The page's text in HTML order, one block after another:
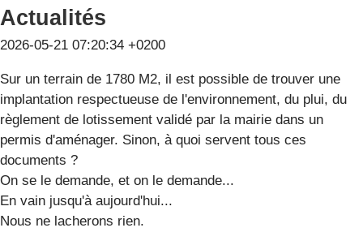
Actualités
2026-05-21 07:20:34 +0200
Sur un terrain de 1780 M2, il est possible de trouver une
implantation respectueuse de l'environnement, du plui, du
règlement de lotissement validé par la mairie dans un
permis d'aménager. Sinon, à quoi servent tous ces
documents ?
On se le demande, et on le demande...
En vain jusqu'à aujourd'hui...
Nous ne lacherons rien.